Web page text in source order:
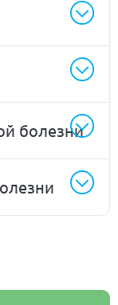
болезни